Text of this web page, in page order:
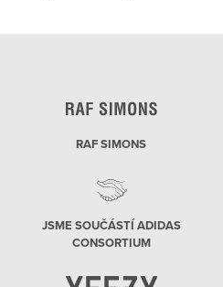
RAF SIMONS
JSME SOUČÁSTÍ ADIDAS
CONSORTIUM